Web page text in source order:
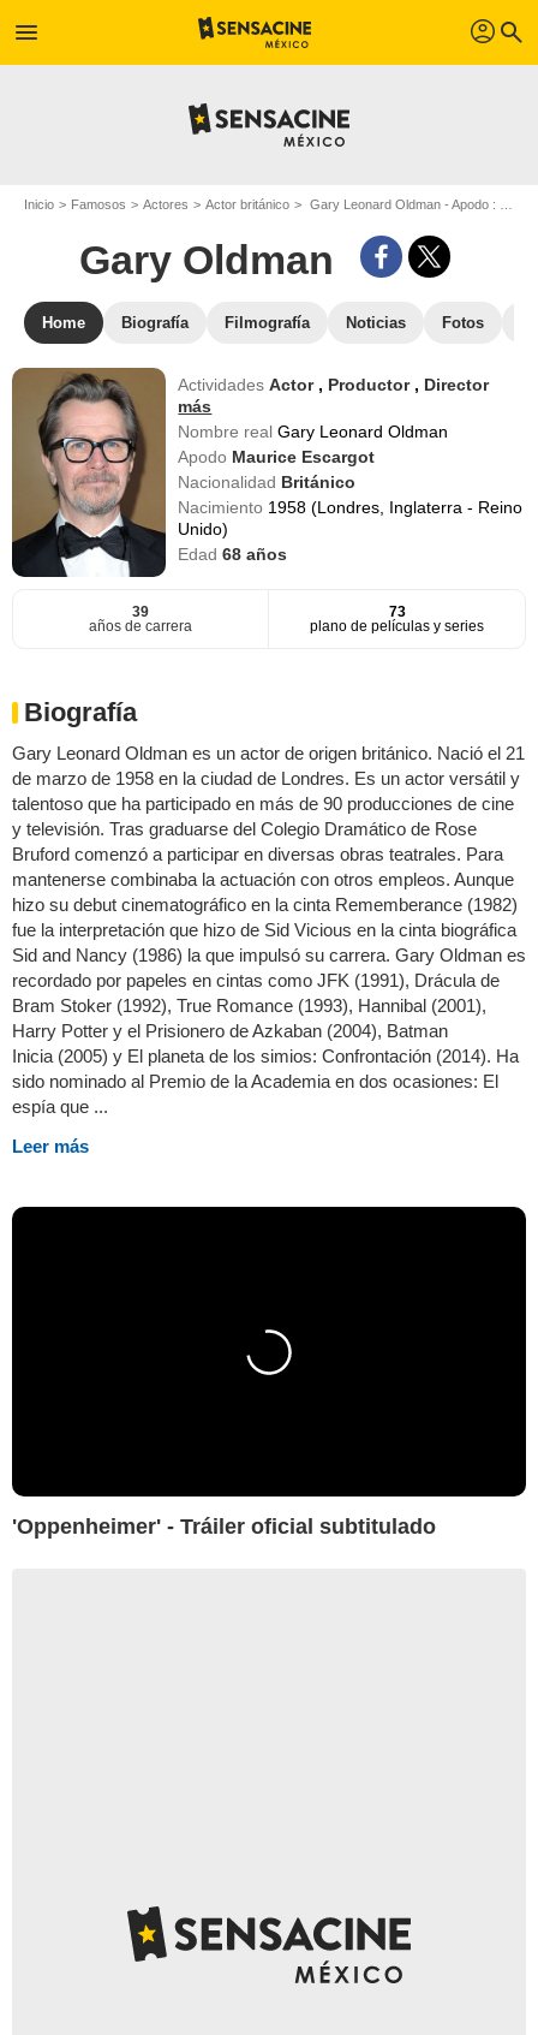
menu profil search
Inicio Famosos Actores Actor británico Gary Leonard Oldman - Apodo : Gary Oldman
Gary Oldman
Home Biografía Filmografía Noticias Fotos
ActividadesActor , Productor , Director
más
Nombre realGary Leonard Oldman
Apodo Maurice Escargot
Nacionalidad Británico
Nacimiento 1958 (Londres, Inglaterra - Reino
Unido)
Edad68 años
39
años de carrera
73
plano de películas y series
Biografía
Gary Leonard Oldman es un actor de origen británico. Nació el 21
de marzo de 1958 en la ciudad de Londres. Es un actor versátil y
talentoso que ha participado en más de 90 producciones de cine
y televisión. Tras graduarse del Colegio Dramático de Rose
Bruford comenzó a participar en diversas obras teatrales. Para
mantenerse combinaba la actuación con otros empleos. Aunque
hizo su debut cinematográfico en la cinta Rememberance (1982)
fue la interpretación que hizo de Sid Vicious en la cinta biográfica
Sid and Nancy (1986) la que impulsó su carrera. Gary Oldman es
recordado por papeles en cintas como JFK (1991), Drácula de
Bram Stoker (1992), True Romance (1993), Hannibal (2001),
Harry Potter y el Prisionero de Azkaban (2004), Batman
Inicia (2005) y El planeta de los simios: Confrontación (2014). Ha
sido nominado al Premio de la Academia en dos ocasiones: El
espía que ...
Leer más
'Oppenheimer' - Tráiler oficial subtitulado